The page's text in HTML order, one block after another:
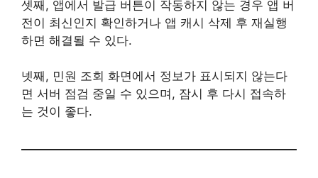
셋째, 앱에서 발급 버튼이 작동하지 않는 경우 앱 버
전이 최신인지 확인하거나 앱 캐시 삭제 후 재실행
하면 해결될 수 있다.
넷째, 민원 조회 화면에서 정보가 표시되지 않는다
면 서버 점검 중일 수 있으며, 잠시 후 다시 접속하
는 것이 좋다.